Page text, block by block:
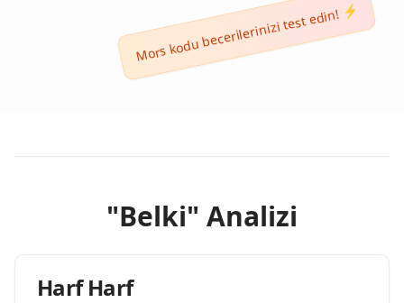
Mors kodu becerilerinizi test edin! ⚡
"Belki" Analizi
Harf Harf